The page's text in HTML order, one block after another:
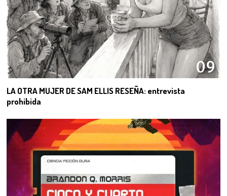
09
LA OTRA MUJER DE SAM ELLIS RESEÑA: entrevista
prohibida